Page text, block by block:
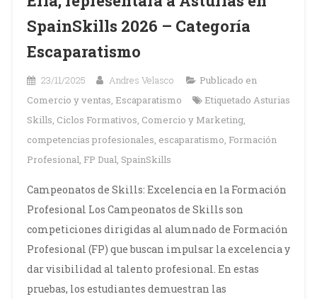
SpainSkills 2026 – Categoría
Escaparatismo
23/11/2025 Andres Velasco
Publicado en
Comercio y ventas, Escaparatismo Etiquetado Asturias
Skills, Ciclos Formativos, Comercio y Marketing,
competencias profesionales, escaparatismo, Formación
Profesional, FP Dual, SpainSkills
Campeonatos de Skills: Excelencia en la Formación
Profesional Los Campeonatos de Skills son
competiciones dirigidas al alumnado de Formación
Profesional (FP) que buscan impulsar la excelencia y
dar visibilidad al talento profesional. En estas
pruebas, los estudiantes demuestran las